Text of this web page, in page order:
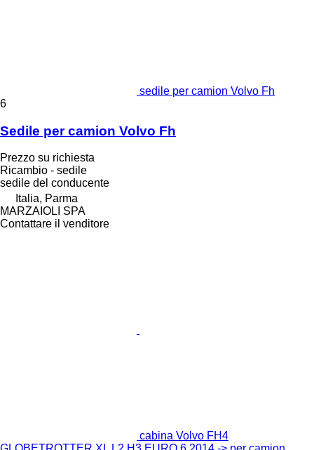
sedile per camion Volvo Fh
6
Sedile per camion Volvo Fh
Prezzo su richiesta
Ricambio - sedile
sedile del conducente
Italia, Parma
MARZAIOLI SPA
Contattare il venditore
cabina Volvo FH4